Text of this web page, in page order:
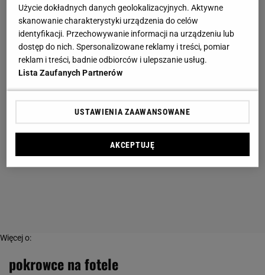
Więcej o:
pokrowce na fotele
Użycie dokładnych danych geolokalizacyjnych. Aktywne
skanowanie charakterystyki urządzenia do celów
identyfikacji. Przechowywanie informacji na urządzeniu lub
dostęp do nich. Spersonalizowane reklamy i treści, pomiar
reklam i treści, badnie odbiorców i ulepszanie usług.
Lista Zaufanych Partnerów
USTAWIENIA ZAAWANSOWANE
AKCEPTUJĘ